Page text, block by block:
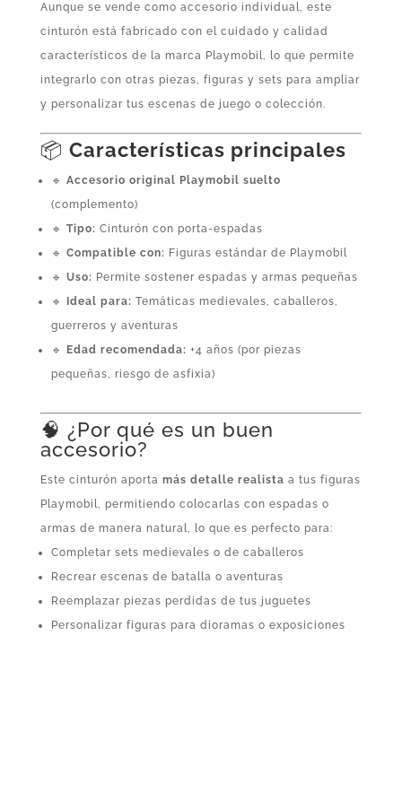
Aunque se vende como accesorio individual, este
cinturón está fabricado con el cuidado y calidad
característicos de la marca Playmobil, lo que permite
integrarlo con otras piezas, figuras y sets para ampliar
y personalizar tus escenas de juego o colección.
📦 Características principales
🔹 Accesorio original Playmobil suelto
(complemento)
🔹 Tipo: Cinturón con porta‑espadas
🔹 Compatible con: Figuras estándar de Playmobil
🔹 Uso: Permite sostener espadas y armas pequeñas
🔹
Ideal para: Temáticas medievales, caballeros,
guerreros y aventuras
🔹
Edad recomendada: +4 años (por piezas
pequeñas, riesgo de asfixia)
🧠 ¿Por qué es un buen
accesorio?
Este cinturón aporta más detalle realista a tus figuras
Playmobil, permitiendo colocarlas con espadas o
armas de manera natural, lo que es perfecto para:
Completar sets medievales o de caballeros
Recrear escenas de batalla o aventuras
Reemplazar piezas perdidas de tus juguetes
Personalizar figuras para dioramas o exposiciones